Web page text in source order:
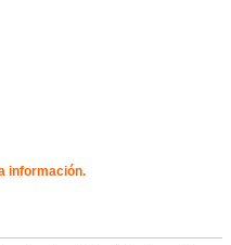
información.